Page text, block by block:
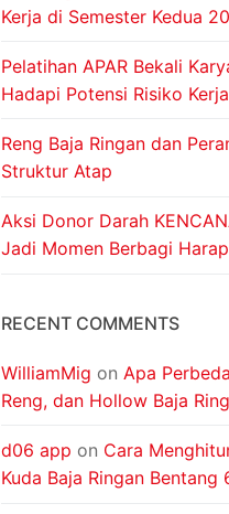
Kerja di Semester Kedua
Pelatihan APAR Bekali
Hadapi Potensi Risiko Kerja
Reng Baja Ringan dan
Struktur Atap
Aksi Donor Darah
Jadi Momen Berbagi
RECENT COMMENTS
WilliamMig on Apa
Reng, dan Hollow Baja
d06 app on Cara
Kuda Baja Ringan Bentang